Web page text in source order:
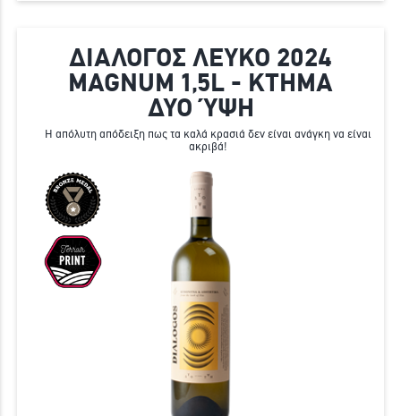
ΔΙΑΛΟΓΟΣ ΛΕΥΚΟ 2024
MAGNUM 1,5L - ΚΤΗΜΑ
ΔΥΟ ΎΨΗ
Η απόλυτη απόδειξη πως τα καλά κρασιά δεν είναι ανάγκη να είναι
ακριβά!